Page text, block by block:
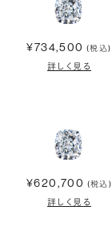
¥734,500 (税込)
詳しく見る
¥620,700 (税込)
詳しく見る